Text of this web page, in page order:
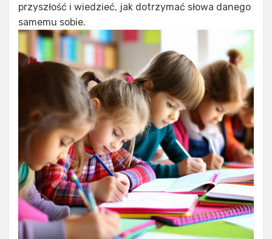
przyszłość i wiedzieć, jak dotrzymać słowa danego
samemu sobie.